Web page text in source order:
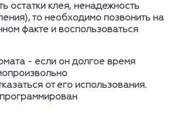
остатки клея, ненадежность
то необходимо позвонить на
факте и воспользоваться
- если он долгое время
от его использования.